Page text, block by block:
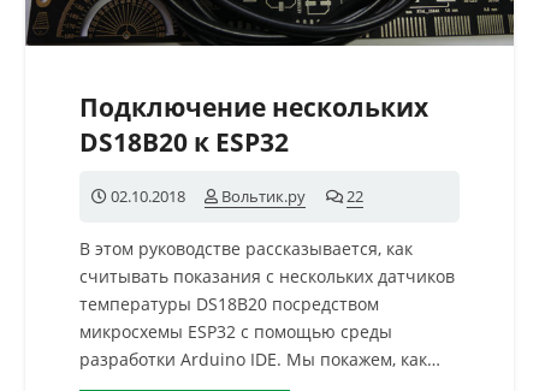
Подключение нескольких
DS18B20 к ESP32
02.10.2018 Вольтик.ру 22
В этом руководстве рассказывается, как
считывать показания с нескольких датчиков
температуры DS18B20 посредством
микросхемы ESP32 с помощью среды
разработки Arduino IDE. Мы покажем, как…